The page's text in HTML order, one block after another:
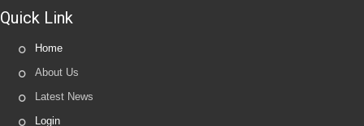
Quick Link
Home
About Us
Latest News
Login